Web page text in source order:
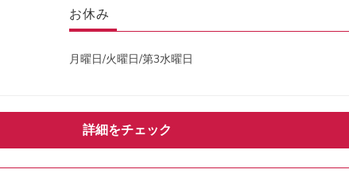
お休み
月曜日/火曜日/第3水曜日
詳細をチェック